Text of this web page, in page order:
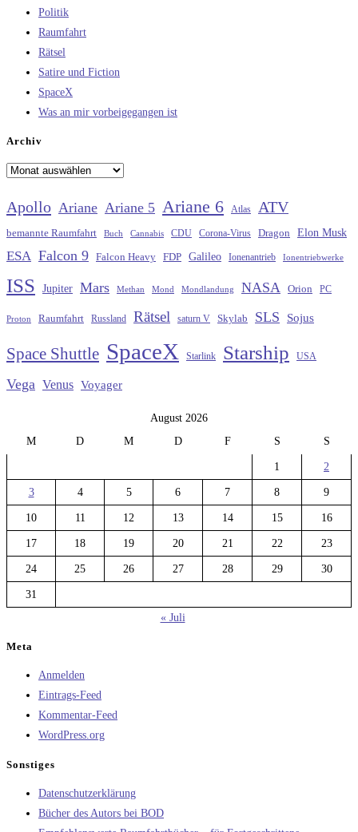
Politik
Raumfahrt
Rätsel
Satire und Fiction
SpaceX
Was an mir vorbeigegangen ist
Archiv
Archiv
Apollo Ariane Ariane 5 Ariane 6 Atlas ATV
bemannte Raumfahrt Buch Cannabis CDU Corona-Virus Dragon Elon Musk
ESA Falcon 9 Falcon Heavy FDP Galileo Ionenantrieb Ionentriebwerke
ISS Jupiter Mars Methan Mond Mondlandung NASA Orion PC
Proton Raumfahrt Russland Rätsel saturn V Skylab SLS Sojus
Space Shuttle SpaceX Starlink Starship USA
Vega Venus Voyager
August 2026
M
D M D F S S
1 2
3 4 5 6 7 8 9
10 11 12 13 14 15 16
17 18 19 20 21 22 23
24 25 26 27 28 29 30
31
« Juli
Meta
Anmelden
Eintrags-Feed
Kommentar-Feed
WordPress.org
Sonstiges
Datenschutzerklärung
Bücher des Autors bei BOD